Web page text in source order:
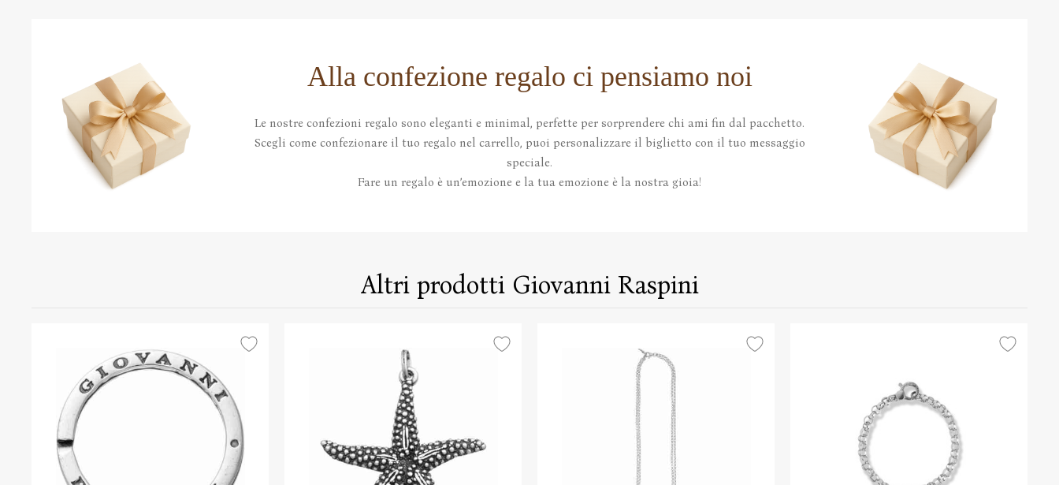
Alla confezione regalo ci pensiamo noi
Le nostre confezioni regalo sono eleganti e minimal, perfette per sorprendere chi ami fin dal pacchetto.
Scegli come confezionare il tuo regalo nel carrello, puoi personalizzare il biglietto con il tuo messaggio
speciale.
Fare un regalo è un’emozione e la tua emozione è la nostra gioia!
Altri prodotti Giovanni Raspini